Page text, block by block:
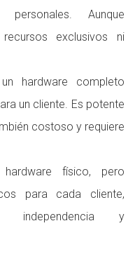
Aunque
exclusivos ni
un hardware completo
un cliente. Es potente
costoso y requiere
físico, pero
para cada cliente,
independencia y